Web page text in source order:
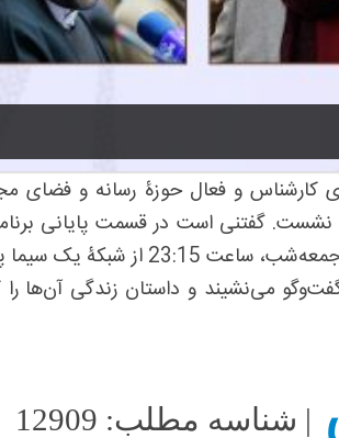
کارشناس و فعال حوزۀ رسانه و فضای
گفتنی است در قسمت پایانی
یک سیما پخش می‌شود.
می‌نشیند و داستان زندگی آن‌ها
| شناسه مطلب: 12909